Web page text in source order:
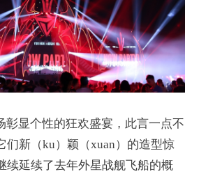
彰显个性的狂欢盛宴，此言一点不
们新（ku）颖（xuan）的造型惊
续延续了去年外星战舰飞船的概